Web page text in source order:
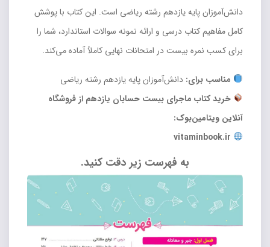
دانش‌آموزان پایه یازدهم رشته ریاضی است. این کتاب با پوشش
کامل مفاهیم کتاب درسی و ارائه نمونه سوالات استاندارد، شما را
برای کسب نمره بیست در امتحانات نهایی کاملاً آماده می‌کند.
مناسب برای: دانش‌آموزان پایه یازدهم رشته ریاضی
خرید کتاب ماجرای بیست حسابان یازدهم از فروشگاه
آنلاین ویتامین‌بوک:
vitaminbook.ir
به فهرست زیر دقت کنید.